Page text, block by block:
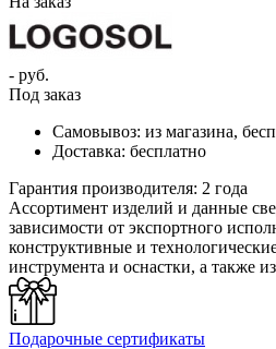
- руб.
Под заказ
Самовывоз: из магазина,
Доставка: бесплатно
Гарантия производителя: 2 года
Ассортимент изделий и данные
зависимости от экспортного
конструктивные и
инструмента и оснастки, а также
Подарочные сертификаты